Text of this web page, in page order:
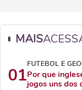
MAIS
01
FUTEBOL E
Por que
jogos uns dos